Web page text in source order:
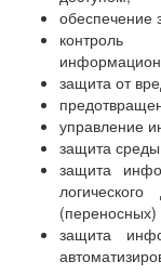
обеспечение
защита от
управление
защита
защита
(переносных)
защита